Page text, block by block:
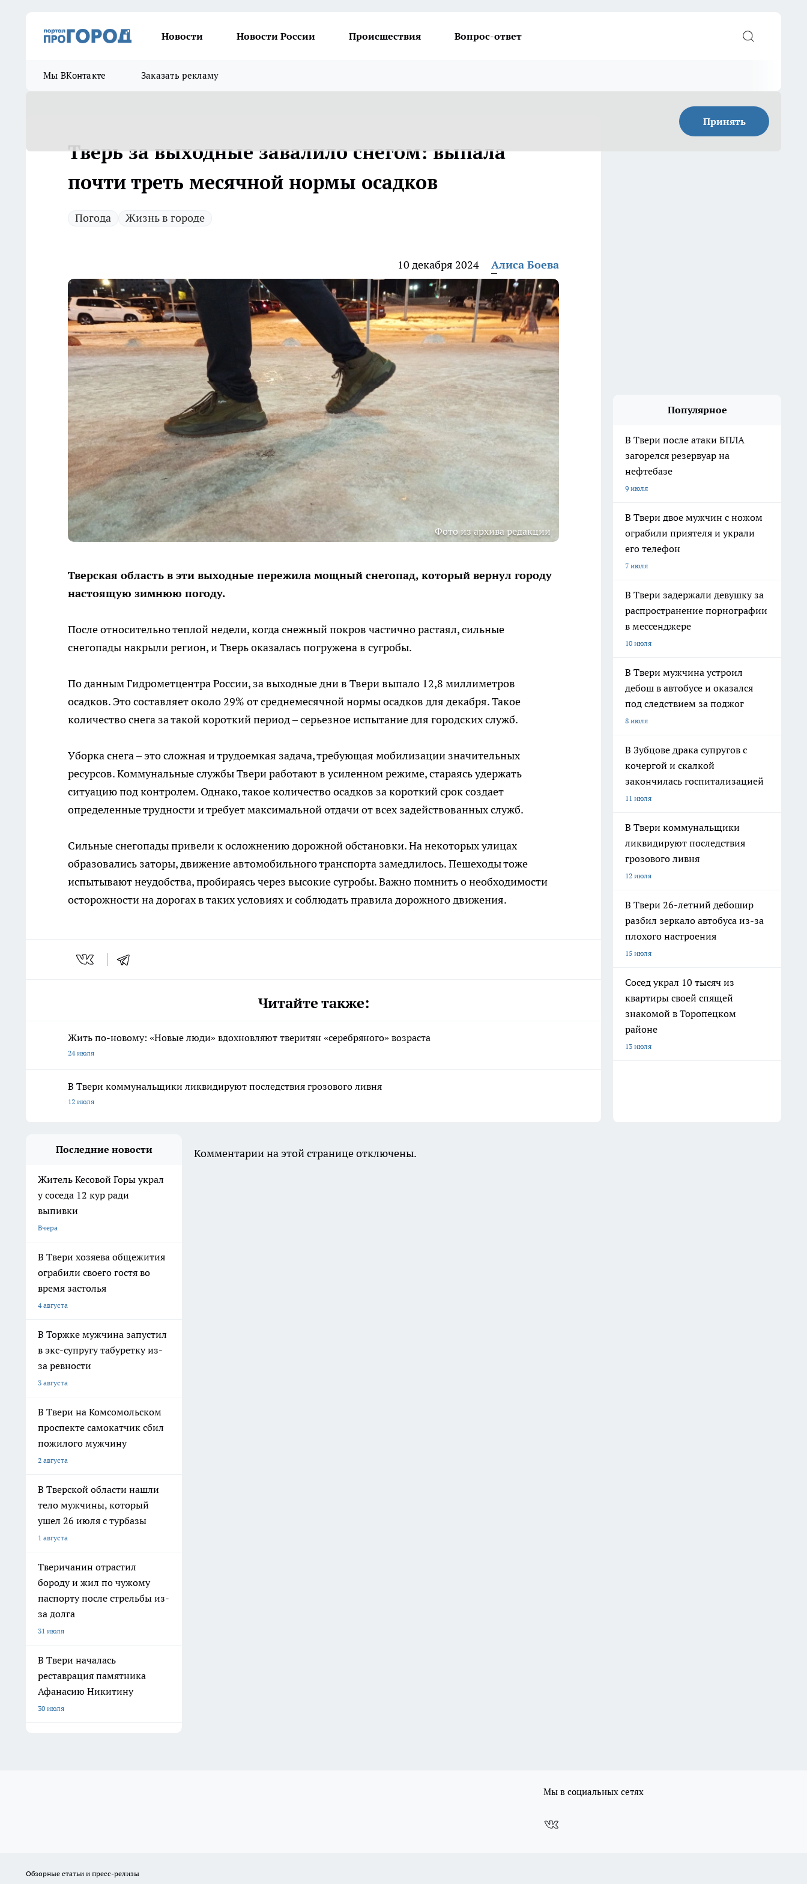
Новости Новости России Происшествия Вопрос-ответ
Мы ВКонтакте Заказать рекламу
Принять
Тверь за выходные завалило снегом: выпала
почти треть месячной нормы осадков
Погода Жизнь в городе
10 декабря 2024 Алиса Боева
Фото из архива редакции
Тверская область в эти выходные пережила мощный снегопад, который вернул городу
настоящую зимнюю погоду.
После относительно теплой недели, когда снежный покров частично растаял, сильные
снегопады накрыли регион, и Тверь оказалась погружена в сугробы.
По данным Гидрометцентра России, за выходные дни в Твери выпало 12,8 миллиметров
осадков. Это составляет около 29% от среднемесячной нормы осадков для декабря. Такое
количество снега за такой короткий период – серьезное испытание для городских служб.
Уборка снега – это сложная и трудоемкая задача, требующая мобилизации значительных
ресурсов. Коммунальные службы Твери работают в усиленном режиме, стараясь удержать
ситуацию под контролем. Однако, такое количество осадков за короткий срок создает
определенные трудности и требует максимальной отдачи от всех задействованных служб.
Сильные снегопады привели к осложнению дорожной обстановки. На некоторых улицах
образовались заторы, движение автомобильного транспорта замедлилось. Пешеходы тоже
испытывают неудобства, пробираясь через высокие сугробы. Важно помнить о необходимости
осторожности на дорогах в таких условиях и соблюдать правила дорожного движения.
Читайте также:
Жить по-новому: «Новые люди» вдохновляют тверитян «серебряного» возраста
24 июля
В Твери коммунальщики ликвидируют последствия грозового ливня
12 июля
Популярное
В Твери после атаки БПЛА
загорелся резервуар на
нефтебазе
9 июля
В Твери двое мужчин с ножом
ограбили приятеля и украли
его телефон
7 июля
В Твери задержали девушку за
распространение порнографии
в мессенджере
10 июля
В Твери мужчина устроил
дебош в автобусе и оказался
под следствием за поджог
8 июля
В Зубцове драка супругов с
кочергой и скалкой
закончилась госпитализацией
11 июля
В Твери коммунальщики
ликвидируют последствия
грозового ливня
12 июля
В Твери 26-летний дебошир
разбил зеркало автобуса из-за
плохого настроения
15 июля
Сосед украл 10 тысяч из
квартиры своей спящей
знакомой в Торопецком
районе
13 июля
Последние новости
Житель Кесовой Горы украл
у соседа 12 кур ради
выпивки
Вчера
В Твери хозяева общежития
ограбили своего гостя во
время застолья
4 августа
В Торжке мужчина запустил
в экс-супругу табуретку из-
за ревности
3 августа
В Твери на Комсомольском
проспекте самокатчик сбил
пожилого мужчину
2 августа
В Тверской области нашли
тело мужчины, который
ушел 26 июля с турбазы
1 августа
Тверичанин отрастил
бороду и жил по чужому
паспорту после стрельбы из-
за долга
31 июля
В Твери началась
реставрация памятника
Афанасию Никитину
30 июля
Комментарии на этой странице отключены.
Мы в социальных сетях
Обзорные статьи и пресс-релизы